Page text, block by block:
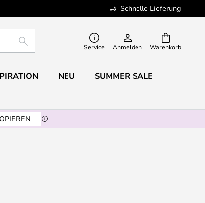
Schnelle Lieferung
Warenkorb
SUCHE Service Anmelden
NEU SUMMER SALE